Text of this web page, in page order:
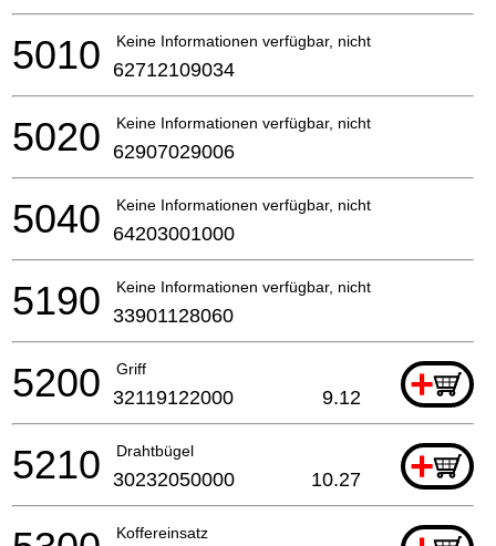
Keine Informationen verfügbar, nicht bestellbar
5010 62712109034
Keine Informationen verfügbar, nicht bestellbar
5020 62907029006
Keine Informationen verfügbar, nicht bestellbar
5040 64203001000
Keine Informationen verfügbar, nicht bestellbar
5190 33901128060
Griff +
5200 32119122000 9.12
Drahtbügel +
5210 30232050000 10.27
Koffereinsatz